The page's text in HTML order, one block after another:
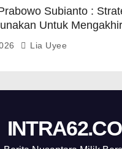
Subianto :
Untuk
Lia Uyee